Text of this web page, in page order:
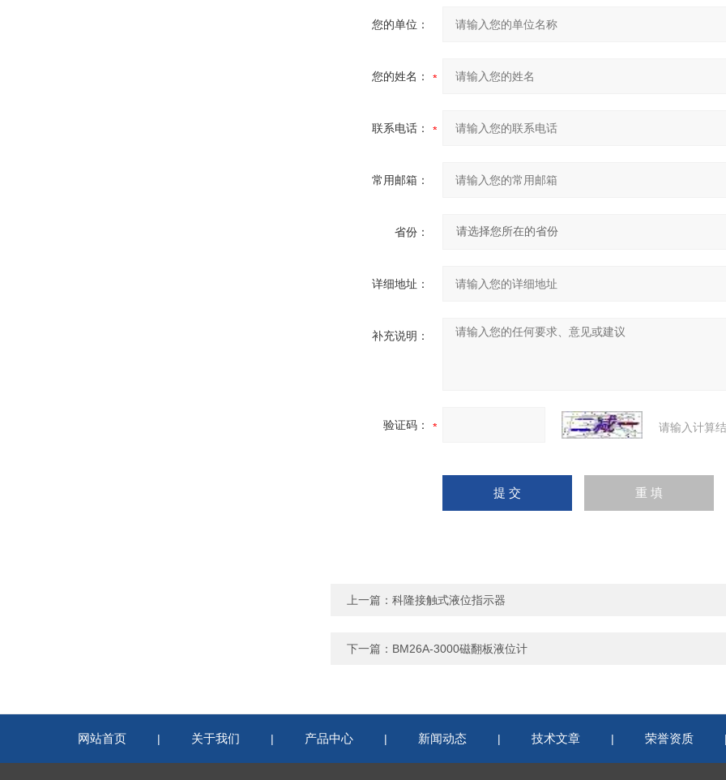
您的单位：
您的姓名：
联系电话：
常用邮箱：
省份：
详细地址：
补充说明：
验证码： 请输入计算
上一篇： 科隆接触式液位指示器
下一篇： BM26A-3000磁翻板液位计
网站首页 | 关于我们 | 产品中心 | 新闻动态 | 技术文章 | 荣誉资质